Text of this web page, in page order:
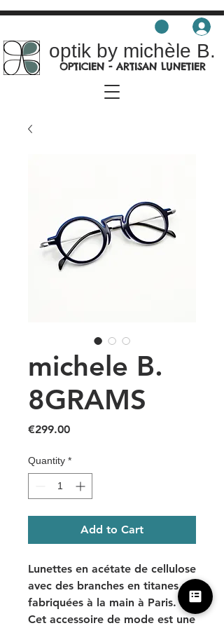
optik by michèle B.
OPTICIEN - ARTISAN LUNETIER
michele B.
8GRAMS
€299.00Price
Quantity *
Add to Cart
Lunettes en acétate de cellulose
avec des branches en titanes
fabriquées à la main à Paris.
Cet accessoire de mode est une